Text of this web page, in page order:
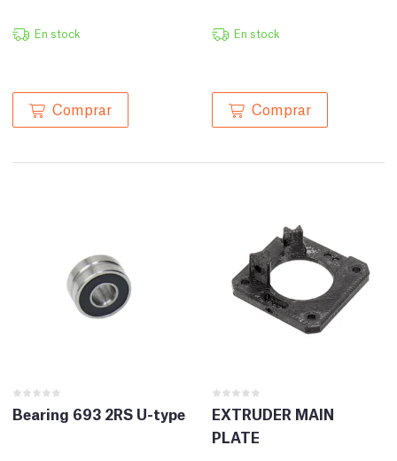
En stock
Comprar
En stock
Comprar
Bearing 693 2RS U-type
EXTRUDER MAIN
PLATE